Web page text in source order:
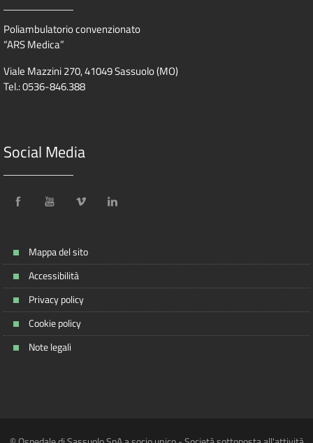
Poliambulatorio convenzionato
“ARS Medica”
Viale Mazzini 270, 41049 Sassuolo (MO)
Tel.: 0536-846.388
Social Media
Mappa del sito
Accessibilità
Privacy policy
Cookie policy
Note legali